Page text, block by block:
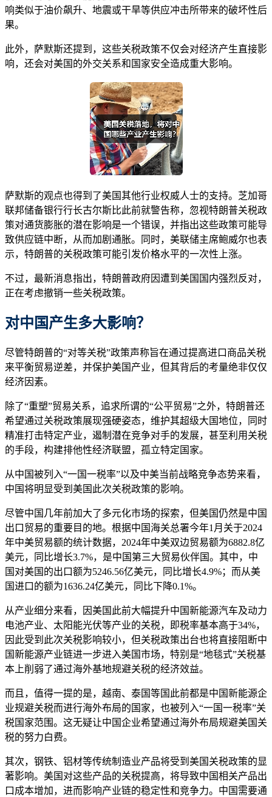
响类似于油价飙升、地震或干旱等供应冲击所带来的破坏性后
果。
此外，萨默斯还提到，这些关税政策不仅会对经济产生直接影
响，还会对美国的外交关系和国家安全造成重大影响。
萨默斯的观点也得到了美国其他行业权威人士的支持。芝加哥
联邦储备银行行长古尔斯比此前就警告称，忽视特朗普关税政
策对通货膨胀的潜在影响是一个错误，并指出这些政策可能导
致供应链中断，从而加剧通胀。同时，美联储主席鲍威尔也表
示，特朗普的关税政策可能引发价格水平的一次性上涨。
不过，最新消息指出，特朗普政府因遭到美国国内强烈反对，
正在考虑撤销一些关税政策。
对中国产生多大影响？
尽管特朗普的“对等关税”政策声称旨在通过提高进口商品关税
来平衡贸易逆差，并保护美国产业，但其背后的考量绝非仅仅
经济因素。
除了“重塑”贸易关系，追求所谓的“公平贸易”之外，特朗普还
希望通过关税政策展现强硬姿态，维护其超级大国地位，同时
精准打击特定产业，遏制潜在竞争对手的发展，甚至利用关税
的手段，构建排他性经济联盟，孤立特定国家。
从中国被列入“一国一税率”以及中美当前战略竞争态势来看，
中国将明显受到美国此次关税政策的影响。
尽管中国几年前加大了多元化市场的探索，但美国仍然是中国
出口贸易的重要目的地。根据中国海关总署今年1月关于2024
年中美贸易额的统计数据，2024年中美双边贸易额为6882.8亿
美元，同比增长3.7%，是中国第三大贸易伙伴国。其中，中
国对美国的出口额为5246.56亿美元，同比增长4.9%；而从美
国进口的额为1636.24亿美元，同比下降0.1%。
从产业细分来看，因美国此前大幅提升中国新能源汽车及动力
电池产业、太阳能光伏等产业的关税，即税率基本高于34%，
因此受到此次关税影响较小，但关税政策出台也将直接阻断中
国新能源产业链进一步进入美国市场，特别是“地毯式”关税基
本上削弱了通过海外基地规避关税的经济效益。
而且，值得一提的是，越南、泰国等国此前都是中国新能源企
业规避关税而进行海外布局的国家，也被列入“一国一税率”关
税国家范围。这无疑让中国企业希望通过海外布局规避美国关
税的努力白费。
其次，钢铁、铝材等传统制造业产品将受到美国关税政策的显
著影响。美国对这些产品的关税提高，将导致中国相关产品出
口成本增加，进而影响产业链的稳定性和竞争力。中国需要通